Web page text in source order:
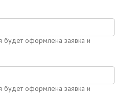
оформлена заявка и
оформлена заявка и